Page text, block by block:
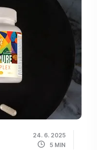
24. 6. 2025
5 MIN